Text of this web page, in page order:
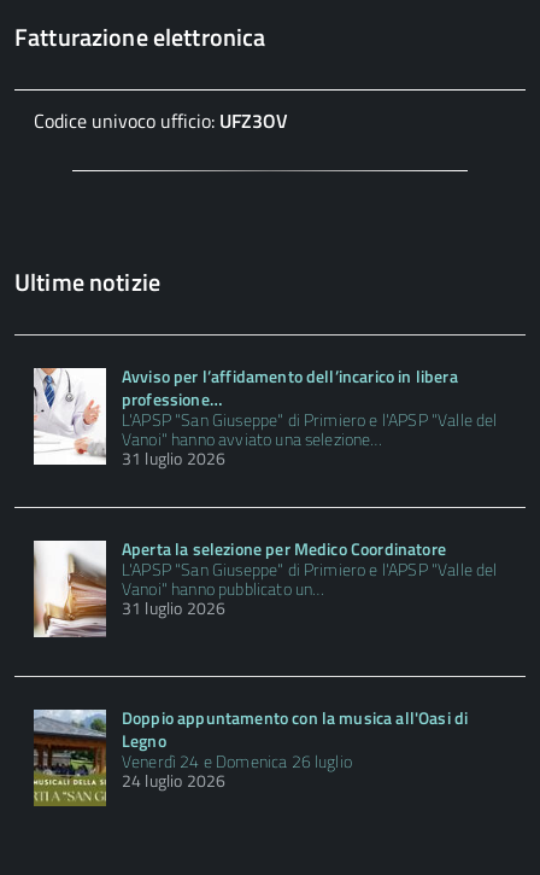
Fatturazione elettronica
Codice univoco ufficio: UFZ3OV
Ultime notizie
Avviso per l’affidamento dell’incarico in libera
professione…
L'APSP "San Giuseppe" di Primiero e l'APSP "Valle del
Vanoi" hanno avviato una selezione…
31 luglio 2026
Aperta la selezione per Medico Coordinatore
L'APSP "San Giuseppe" di Primiero e l'APSP "Valle del
Vanoi" hanno pubblicato un…
31 luglio 2026
Doppio appuntamento con la musica all'Oasi di
Legno
Venerdì 24 e Domenica 26 luglio
24 luglio 2026